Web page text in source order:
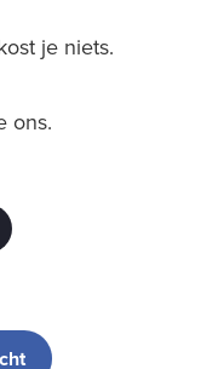
je niets.
ons.